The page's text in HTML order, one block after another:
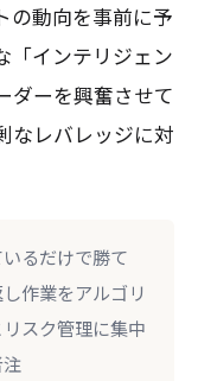
の動向を事前に予
「インテリジェン
ダーを興奮させて
なレバレッジに対
るだけで勝て
作業をアルゴリ
スク管理に集中